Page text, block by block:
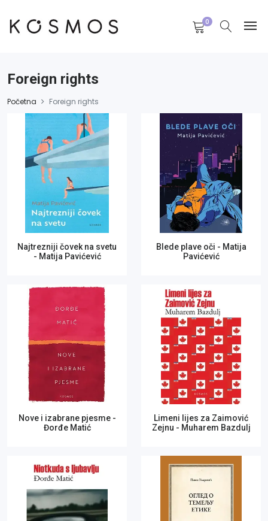
0
Foreign rights
Početna Foreign rights
Najtrezniji čovek na svetu
- Matija Pavićević
Blede plave oči - Matija
Pavićević
Nove i izabrane pjesme -
Đorđe Matić
Limeni lijes za Zaimović
Zejnu - Muharem Bazdulj